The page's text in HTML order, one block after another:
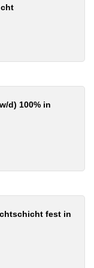
d) 100% in
fest in